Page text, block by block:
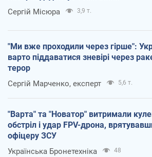
Сергій Місюра 3,9 т.
"Ми вже проходили через гірше":
варто піддаватися зневірі через
терор
Сергій Марченко, експерт 5,6 т.
"Варта" та "Новатор" витримали
обстріл і удар FPV-дрона,
офіцеру ЗСУ
Українська Бронетехніка 48